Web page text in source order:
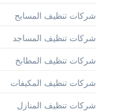
شركات تنظيف المسابح
شركات تنظيف المساجد
شركات تنظيف المطابخ
شركات تنظيف المكيفات
شركات تنظيف المنازل